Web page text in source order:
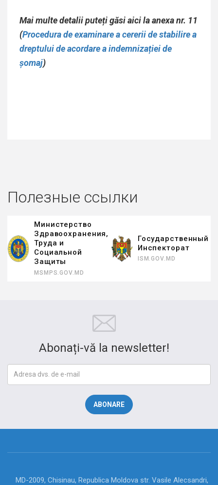
Mai multe detalii puteți găsi aici la anexa nr. 11
(Procedura de examinare a cererii de stabilire a
dreptului de acordare a indemnizației de
șomaj)
Полезные ссылки
Министерство
Здравоохранения,
Труда и
Социальной
Защиты
MSMPS.GOV.MD
Государственный
Инспекторат
ISM.GOV.MD
Abonați-vă la newsletter!
MD-2009, Chisinau, Republica Moldova str. Vasile Alecsandri,